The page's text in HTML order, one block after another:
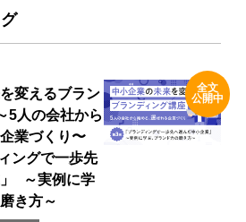
全文
公開中
変えるブラン
5人の会社から
業づくり〜
ングで一歩先
～実例に学
き方～